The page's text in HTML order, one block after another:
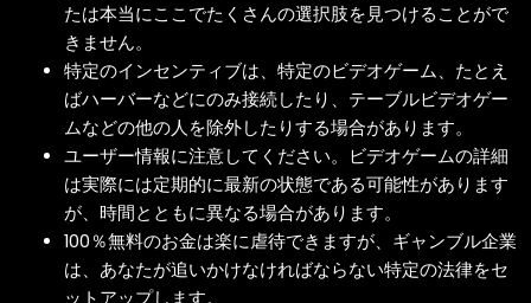
たは本当にここでたくさんの選択肢を見つけることがで
きません。
特定のインセンティブは、特定のビデオゲーム、たとえ
ばハーバーなどにのみ接続したり、テーブルビデオゲー
ムなどの他の人を除外したりする場合があります。
ユーザー情報に注意してください。ビデオゲームの詳細
は実際には定期的に最新の状態である可能性があります
が、時間とともに異なる場合があります。
100％無料のお金は楽に虐待できますが、ギャンブル企業
は、あなたが追いかけなければならない特定の法律をセ
ットアップします。